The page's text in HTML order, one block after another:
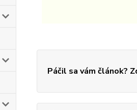
Páčil sa vám článok?